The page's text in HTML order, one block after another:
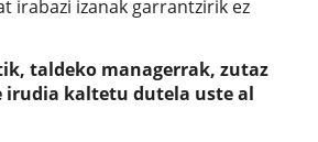
irabazi izanak garrantzirik ez
taldeko managerrak, zutaz
irudia kaltetu dutela uste al